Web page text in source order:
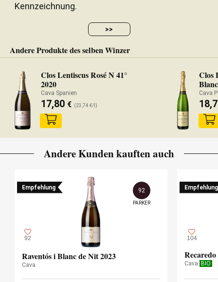
Kennzeichnung.
>>
Andere Produkte des selben Winzer
Clos Lentiscus Rosé N 41°
2020
Cava Spanien
17,80 € (23,74 €/l)
Clos
Cava
Andere Kunden kauften auch
Empfehlung
92
92
PARKER
Raventós i Blanc de Nit 2023
Cava
Empfehlung
104
Cava BIO